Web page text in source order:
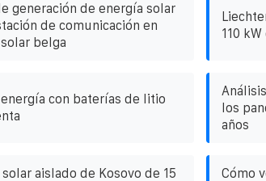
generación de energía solar
de comunicación en
belga
110
energía con baterías de litio
los
años
aislado de Kosovo de 15
Cómo